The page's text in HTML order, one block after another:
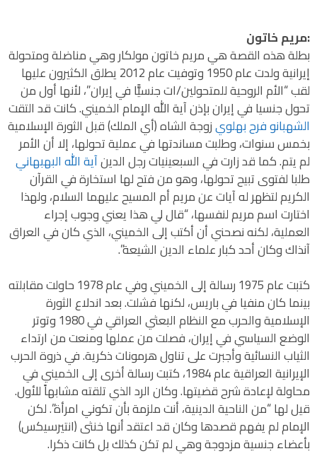
:مريم خاتون
بطلة هذه القصة هي مريم خاتون مولكار وهي مناضلة ومتحولة
إيرانية ولدت عام 1950 وتوفيت عام 2012 يطلق الكثيرون عليها
لقب “الأم الروحية للمتحولين/ات جنسيًّا في إيران”، لأنها أول من
تحول جنسيا في إيران بإذن آية الله الإمام الخميني. كانت قد التقت
الشهبانو فرح بهلويزوجة الشاه (أي الملك) قبل الثورة الإسلامية
بخمس سنوات، وطلبت مساندتها في عملية تحولها، إلا أن الأمر
لم يتم. كما قد زارت في السبعينيات رجل الدينآية الله البهبهاني
طلبا لفتوى تبيح تحولها، وهو من فتح لها استخارة في القرآن
الكريم لتظهر له آيات عن مريم أم المسيح عليهما السلام، ولهذا
اختارت اسم مريم لنفسها، “قال لي هذا يعني وجوب إجراء
العملية، لكنه نصحني أن أكتب إلى الخميني، الذي كان في العراق
آنذاك وكان أحد كبار علماء الدين الشيعة”.
كتبت عام 1975 رسالة إلى الخميني وفي عام 1978 حاولت مقابلته
بينما كان منفيا في باريس، لكنها فشلت. بعد اندلاع الثورة
الإسلامية والحرب مع النظام البعثي العراقي في 1980 وتوتر
الوضع السياسي في إيران، فصلت من عملها ومنعت من ارتداء
الثياب النسائية وأجبرت على تناول هرمونات ذكرية. في ذروة الحرب
الإيرانية العراقية عام 1984، كتبت رسالة أخرى إلى الخميني في
محاولة لإعادة شرح قضيتها. وكان الرد الذي تلقته مشابهاً للأول.
قيل لها “من الناحية الدينية، أنت ملزمة بأن تكوني امرأة”. لكن
الإمام لم يفهم قصدها وكان قد اعتقد أنها خنثى (انتيرسيكس)
بأعضاء جنسية مزدوجة وهي لم تكن كذلك بل كانت ذكرا.